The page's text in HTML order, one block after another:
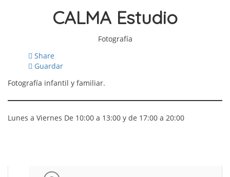
CALMA Estudio
Fotografía
Share
Guardar
Fotografía infantil y familiar.
Lunes a Viernes De 10:00 a 13:00 y de 17:00 a 20:00